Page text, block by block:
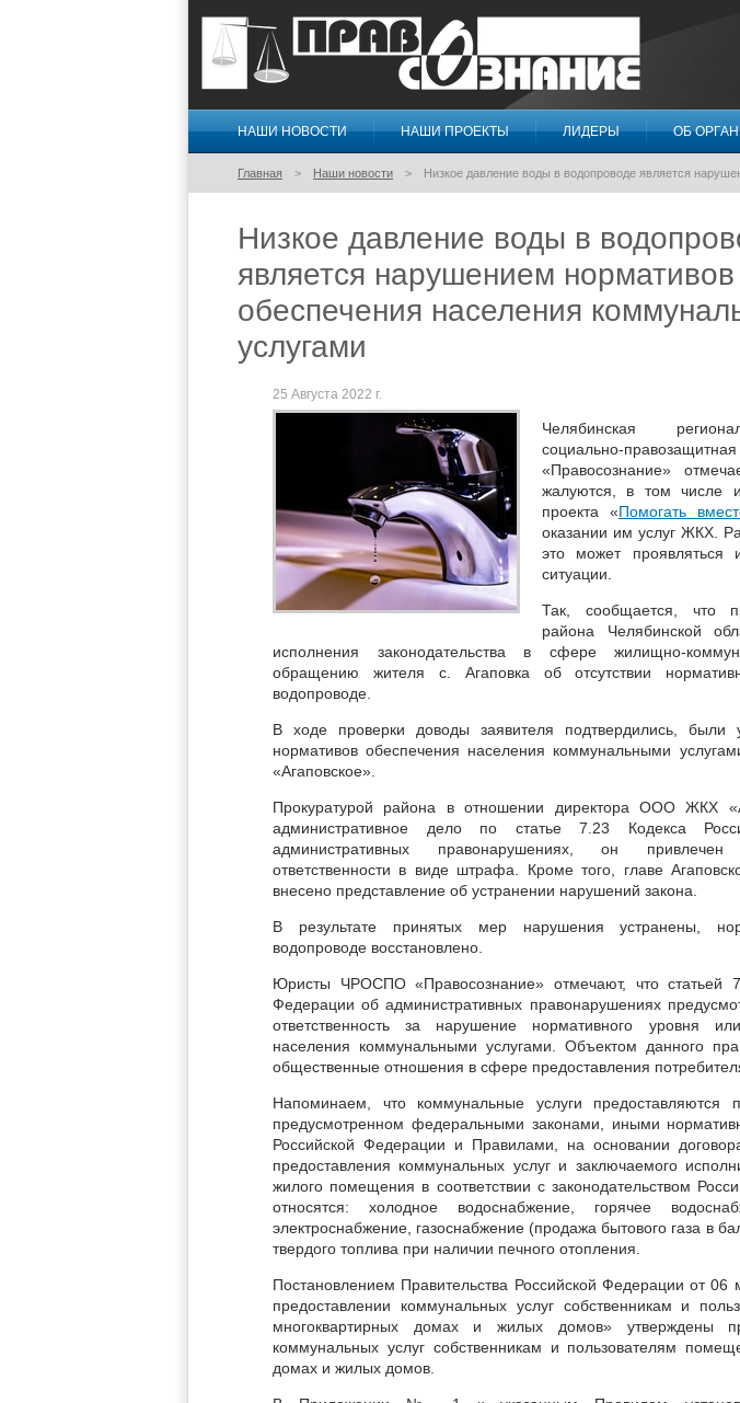
Правосознание
НАШИ НОВОСТИ НАШИ ПРОЕКТЫ ЛИДЕРЫ ОБ
Главная Наши новости Низкое давление воды в водопроводе является
Низкое давление воды в
является нарушением нормативов
обеспечения населения
услугами
25 Августа 2022 г.
Челябинская
социально-
«Правосознание»
жалуются, в том числе
проекта «Помогать
оказании им услуг ЖКХ.
это может
ситуации.
Так, сообщается, что
района Челябинской
исполнения законодательства в сфере жилищно-
обращению жителя с. Агаповка об отсутствии
водопроводе.
В ходе проверки доводы заявителя подтвердились, были
нормативов обеспечения населения коммунальными
«Агаповское».
Прокуратурой района в отношении директора ООО ЖКХ
административное дело по статье 7.23 Кодекса
административных правонарушениях, он привлечен
ответственности в виде штрафа. Кроме того, главе
внесено представление об устранении нарушений закона.
В результате принятых мер нарушения устранены,
водопроводе восстановлено.
Юристы ЧРОСПО «Правосознание» отмечают, что статьей
Федерации об административных правонарушениях
ответственность за нарушение нормативного уровня
населения коммунальными услугами. Объектом данного
общественные отношения в сфере предоставления
Напоминаем, что коммунальные услуги предоставляются
предусмотренном федеральными законами, иными
Российской Федерации и Правилами, на основании
предоставления коммунальных услуг и заключаемого
жилого помещения в соответствии с законодательством
относятся: холодное водоснабжение, горячее
электроснабжение, газоснабжение (продажа бытового газа в
твердого топлива при наличии печного отопления.
Постановлением Правительства Российской Федерации от
предоставлении коммунальных услуг собственникам и
многоквартирных домах и жилых домов» утверждены
коммунальных услуг собственникам и пользователям
домах и жилых домов.